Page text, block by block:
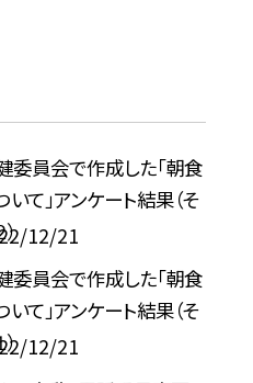
委員会で作成した「朝食
いて」アンケート結果（そ
12/21
委員会で作成した「朝食
いて」アンケート結果（そ
12/21